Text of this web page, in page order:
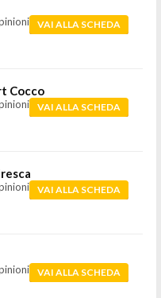
VAI ALLA SCHEDA
Cocco
VAI ALLA SCHEDA
VAI ALLA SCHEDA
VAI ALLA SCHEDA